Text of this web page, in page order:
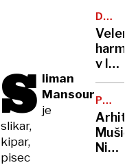
S liman
Mansour
je
slikar,
kipar,
pisec
s
pasom
zadavil
ženo
v lov
na
nov
rekord
CENTER
Mušič:
Nikoli